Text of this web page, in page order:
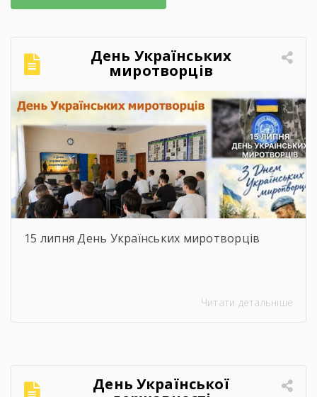
День Українських
миротворців
15 липня День Українських миротворців
Читати детальніше
День Української